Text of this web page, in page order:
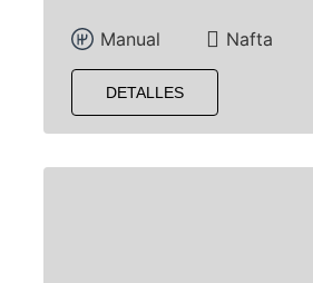
Manual Nafta
DETALLES